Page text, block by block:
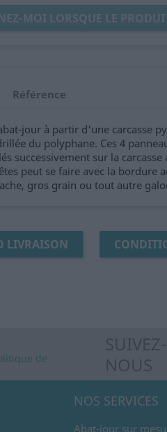
MOI LORSQUE LE
Référence
jour à partir d'une carcasse
du polyphane. Ces 4
successivement sur la
peut se faire avec la bordure
gros grain ou tout autre
LIVRAISON
de
NOS SERVICES
Abat-jour sur